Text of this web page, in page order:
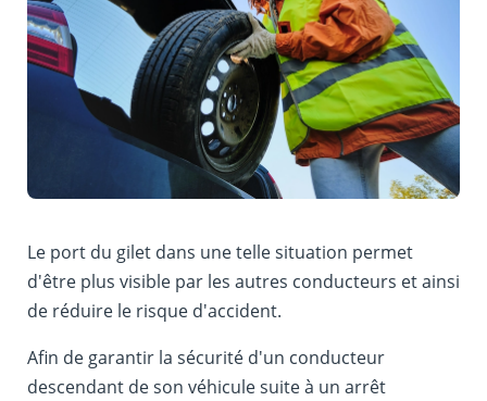
Le port du gilet dans une telle situation permet
d'être plus visible par les autres conducteurs et ainsi
de réduire le risque d'accident.
Afin de garantir la sécurité d'un conducteur
descendant de son véhicule suite à un arrêt